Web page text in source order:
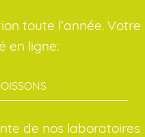
toute l’année. Votre
en ligne:
de nos laboratoires